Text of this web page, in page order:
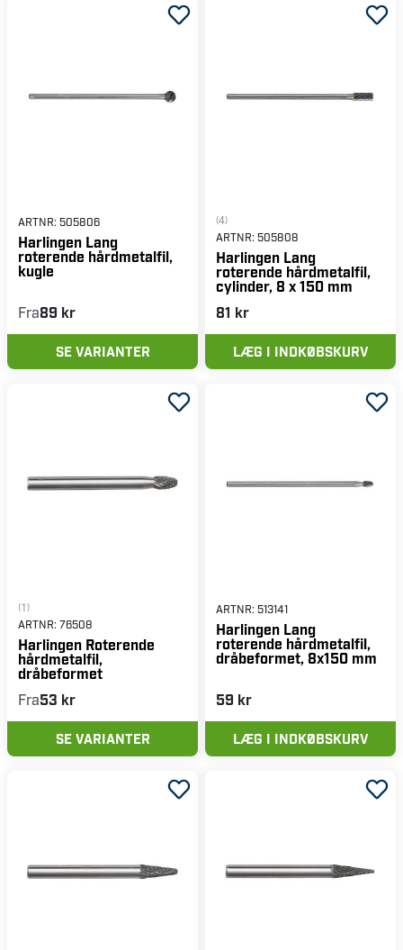
ARTNR: 505806
Harlingen Lang
roterende hårdmetalfil,
kugle
Fra89 kr
SE VARIANTER
(4)
ARTNR: 505808
Harlingen Lang
roterende hårdmetalfil,
cylinder, 8 x 150 mm
81 kr
LÆG I INDKØBSKURV
(1)
ARTNR: 76508
Harlingen Roterende
hårdmetalfil,
dråbeformet
Fra53 kr
SE VARIANTER
ARTNR: 513141
Harlingen Lang
roterende hårdmetalfil,
dråbeformet, 8x150 mm
59 kr
LÆG I INDKØBSKURV